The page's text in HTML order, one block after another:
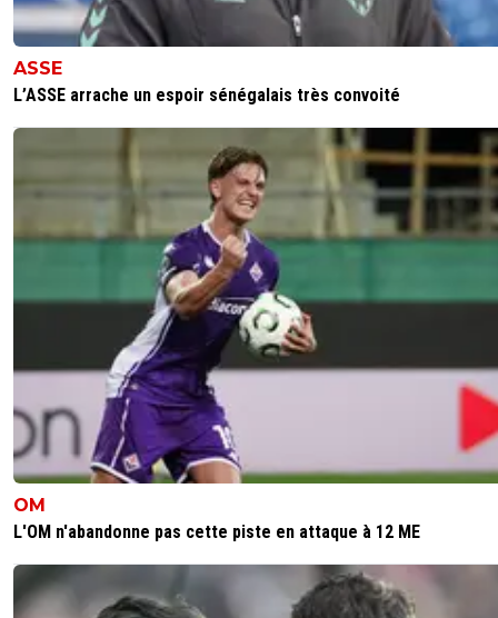
ASSE
L’ASSE arrache un espoir sénégalais très convoité
OM
L'OM n'abandonne pas cette piste en attaque à 12 ME